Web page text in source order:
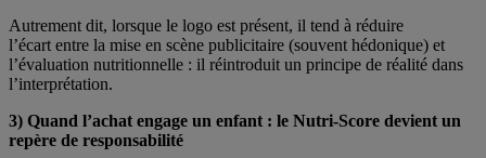
Autrement dit, lorsque le logo est présent, il tend à réduire
l’écart entre la mise en scène publicitaire (souvent hédonique) et
l’évaluation nutritionnelle : il réintroduit un principe de réalité dans
l’interprétation.
3) Quand l’achat engage un enfant : le Nutri-Score devient un
repère de responsabilité